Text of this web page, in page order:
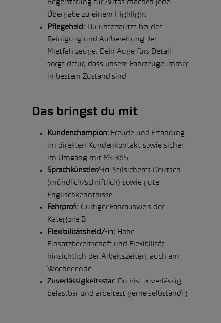
Begeisterung für Autos machen jede
Übergabe zu einem Highlight
Pflegeheld:
Du unterstützt bei der
Reinigung und Aufbereitung der
Mietfahrzeuge. Dein Auge fürs Detail
sorgt dafür, dass unsere Fahrzeuge immer
in bestem Zustand sind
Das bringst du mit
Kundenchampion: Freude und Erfahrung
im direkten Kundenkontakt sowie sicher
im Umgang mit MS 365
Sprachkünstler/-in: Stilsicheres Deutsch
(mündlich/schriftlich) sowie gute
Englischkenntnisse
Fahrprofi: Gültiger Fahrausweis der
Kategorie B
Flexibilitätsheld/-in: Hohe
Einsatzbereitschaft und Flexibilität
hinsichtlich der Arbeitszeiten, auch am
Wochenende
Zuverlässigkeitsstar: Du bist zuverlässig,
belastbar und arbeitest gerne selbständig